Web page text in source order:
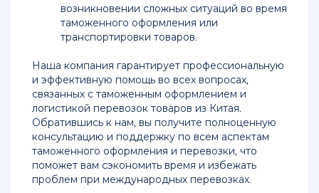
возникновении сложных ситуаций во время
таможенного оформления или
транспортировки товаров.
Наша компания гарантирует профессиональную
и эффективную помощь во всех вопросах,
связанных с таможенным оформлением и
логистикой перевозок товаров из Китая.
Обратившись к нам, вы получите полноценную
консультацию и поддержку по всем аспектам
таможенного оформления и перевозки, что
поможет вам сэкономить время и избежать
проблем при международных перевозках.